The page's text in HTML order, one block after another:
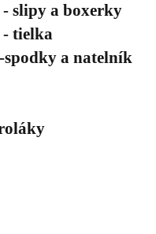
slipy a boxerky
- tielka
spodky a natelník